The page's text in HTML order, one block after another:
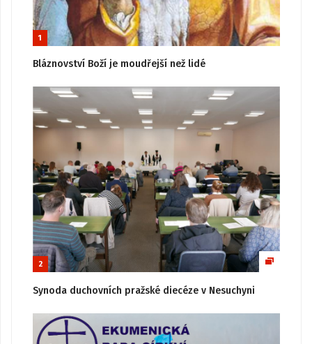
1
Bláznovství Boží je moudřejší než lidé
2
Synoda duchovních pražské diecéze v Nesuchyni